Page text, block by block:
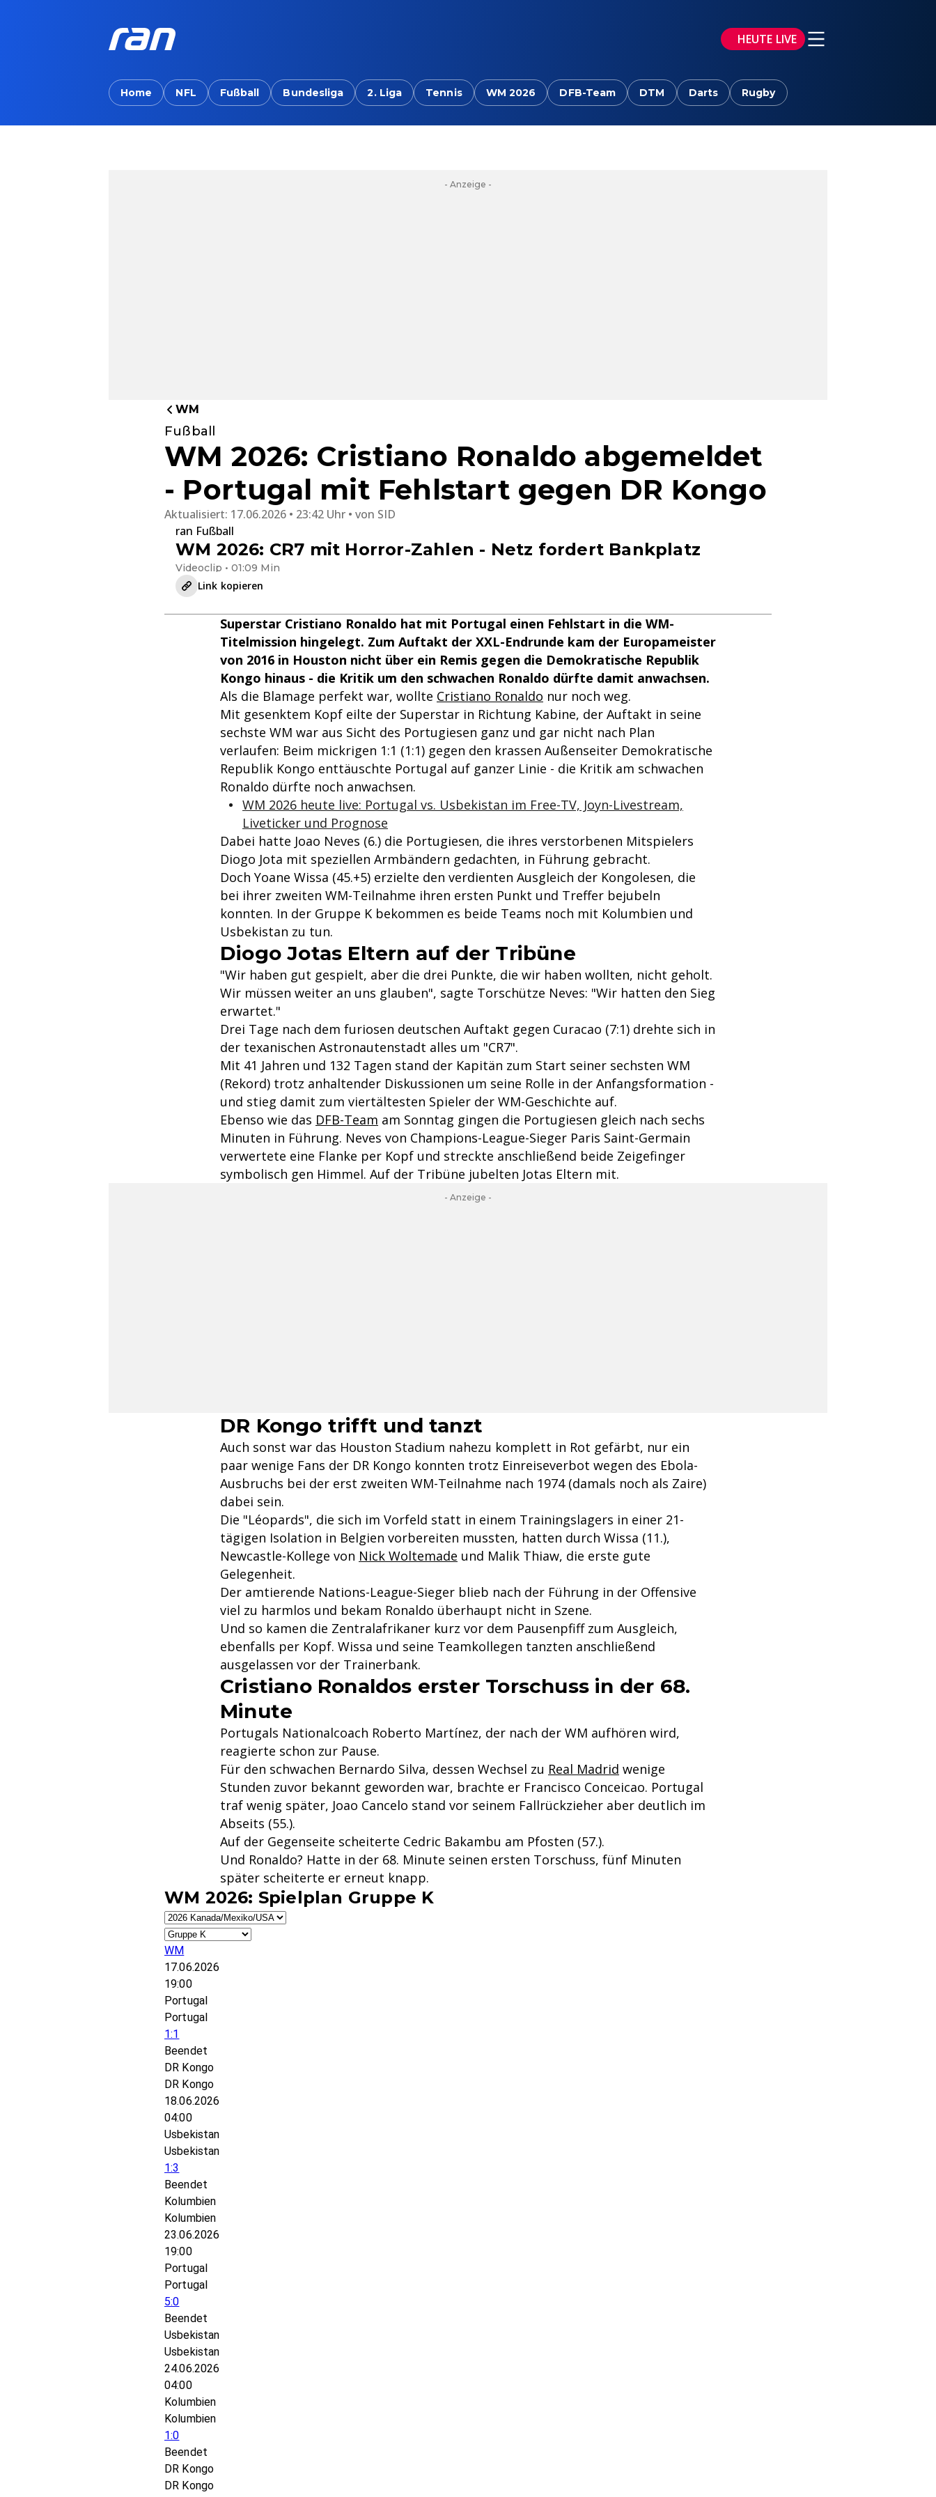
HEUTE LIVE
Home NFL Fußball Bundesliga 2. Liga Tennis WM 2026 DFB-Team DTM Darts Rugby
- Anzeige -
WM
Fußball
WM 2026: Cristiano Ronaldo abgemeldet
- Portugal mit Fehlstart gegen DR Kongo
Aktualisiert: 17.06.2026 • 23:42 Uhr von SID
ran Fußball
WM 2026: CR7 mit Horror-Zahlen - Netz fordert Bankplatz
Videoclip • 01:09 Min
Link kopieren
Superstar Cristiano Ronaldo hat mit Portugal einen Fehlstart in die WM-
Titelmission hingelegt. Zum Auftakt der XXL-Endrunde kam der Europameister
von 2016 in Houston nicht über ein Remis gegen die Demokratische Republik
Kongo hinaus - die Kritik um den schwachen Ronaldo dürfte damit anwachsen.
Als die Blamage perfekt war, wollte Cristiano Ronaldo nur noch weg.
Mit gesenktem Kopf eilte der Superstar in Richtung Kabine, der Auftakt in seine
sechste WM war aus Sicht des Portugiesen ganz und gar nicht nach Plan
verlaufen: Beim mickrigen 1:1 (1:1) gegen den krassen Außenseiter Demokratische
Republik Kongo enttäuschte Portugal auf ganzer Linie - die Kritik am schwachen
Ronaldo dürfte noch anwachsen.
WM 2026 heute live: Portugal vs. Usbekistan im Free-TV, Joyn-Livestream,
Liveticker und Prognose
Dabei hatte Joao Neves (6.) die Portugiesen, die ihres verstorbenen Mitspielers
Diogo Jota mit speziellen Armbändern gedachten, in Führung gebracht.
Doch Yoane Wissa (45.+5) erzielte den verdienten Ausgleich der Kongolesen, die
bei ihrer zweiten WM-Teilnahme ihren ersten Punkt und Treffer bejubeln
konnten. In der Gruppe K bekommen es beide Teams noch mit Kolumbien und
Usbekistan zu tun.
Diogo Jotas Eltern auf der Tribüne
"Wir haben gut gespielt, aber die drei Punkte, die wir haben wollten, nicht geholt.
Wir müssen weiter an uns glauben", sagte Torschütze Neves: "Wir hatten den Sieg
erwartet."
Drei Tage nach dem furiosen deutschen Auftakt gegen Curacao (7:1) drehte sich in
der texanischen Astronautenstadt alles um "CR7".
Mit 41 Jahren und 132 Tagen stand der Kapitän zum Start seiner sechsten WM
(Rekord) trotz anhaltender Diskussionen um seine Rolle in der Anfangsformation -
und stieg damit zum viertältesten Spieler der WM-Geschichte auf.
Ebenso wie das DFB-Team am Sonntag gingen die Portugiesen gleich nach sechs
Minuten in Führung. Neves von Champions-League-Sieger Paris Saint-Germain
verwertete eine Flanke per Kopf und streckte anschließend beide Zeigefinger
symbolisch gen Himmel. Auf der Tribüne jubelten Jotas Eltern mit.
- Anzeige -
DR Kongo trifft und tanzt
Auch sonst war das Houston Stadium nahezu komplett in Rot gefärbt, nur ein
paar wenige Fans der DR Kongo konnten trotz Einreiseverbot wegen des Ebola-
Ausbruchs bei der erst zweiten WM-Teilnahme nach 1974 (damals noch als Zaire)
dabei sein.
Die "Léopards", die sich im Vorfeld statt in einem Trainingslagers in einer 21-
tägigen Isolation in Belgien vorbereiten mussten, hatten durch Wissa (11.),
Newcastle-Kollege von Nick Woltemade und Malik Thiaw, die erste gute
Gelegenheit.
Der amtierende Nations-League-Sieger blieb nach der Führung in der Offensive
viel zu harmlos und bekam Ronaldo überhaupt nicht in Szene.
Und so kamen die Zentralafrikaner kurz vor dem Pausenpfiff zum Ausgleich,
ebenfalls per Kopf. Wissa und seine Teamkollegen tanzten anschließend
ausgelassen vor der Trainerbank.
Cristiano Ronaldos erster Torschuss in der 68.
Minute
Portugals Nationalcoach Roberto Martínez, der nach der WM aufhören wird,
reagierte schon zur Pause.
Für den schwachen Bernardo Silva, dessen Wechsel zu Real Madrid wenige
Stunden zuvor bekannt geworden war, brachte er Francisco Conceicao. Portugal
traf wenig später, Joao Cancelo stand vor seinem Fallrückzieher aber deutlich im
Abseits (55.).
Auf der Gegenseite scheiterte Cedric Bakambu am Pfosten (57.).
Und Ronaldo? Hatte in der 68. Minute seinen ersten Torschuss, fünf Minuten
später scheiterte er erneut knapp.
WM 2026: Spielplan Gruppe K
WM
17.06.2026
19:00
Portugal
Portugal
1:1
Beendet
DR Kongo
DR Kongo
18.06.2026
04:00
Usbekistan
Usbekistan
1:3
Beendet
Kolumbien
Kolumbien
23.06.2026
19:00
Portugal
Portugal
5:0
Beendet
Usbekistan
Usbekistan
24.06.2026
04:00
Kolumbien
Kolumbien
1:0
Beendet
DR Kongo
DR Kongo